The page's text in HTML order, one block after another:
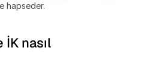
hapseder.
nasıl